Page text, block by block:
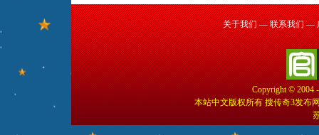
关于我们 — 联系我们 —
Copyright © 2004
本站中文版权所有 搜传奇3发布